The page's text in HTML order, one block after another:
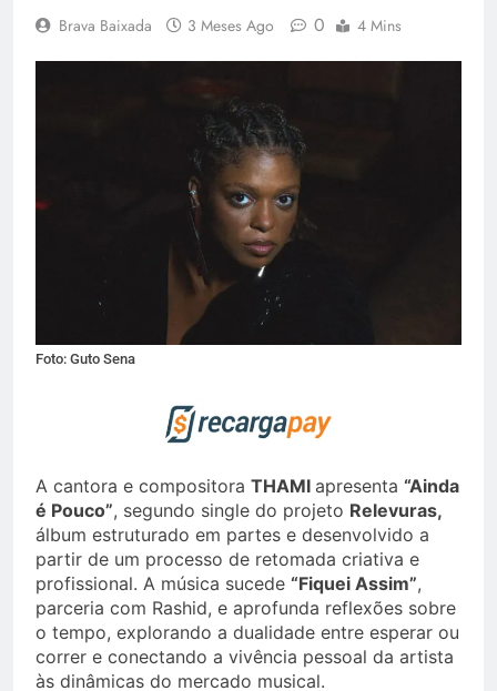
Brava Baixada 3 Meses Ago 0 4 Mins
Foto: Guto Sena
A cantora e compositora THAMI apresenta “Ainda
é Pouco”, segundo single do projeto Relevuras,
álbum estruturado em partes e desenvolvido a
partir de um processo de retomada criativa e
profissional. A música sucede “Fiquei Assim”,
parceria com Rashid, e aprofunda reflexões sobre
o tempo, explorando a dualidade entre esperar ou
correr e conectando a vivência pessoal da artista
às dinâmicas do mercado musical.